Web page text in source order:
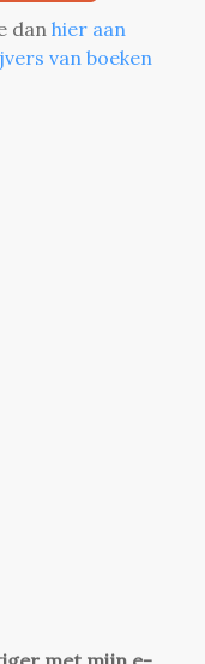
dan hier aan
van boeken